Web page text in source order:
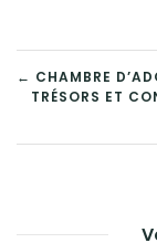
← CHAMBRE
TRÉSORS ET